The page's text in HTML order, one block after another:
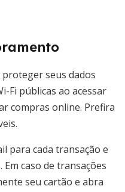
seus dados
Fi públicas ao acessar
compras online. Prefira
para cada transação e
caso de transações
seu cartão e abra